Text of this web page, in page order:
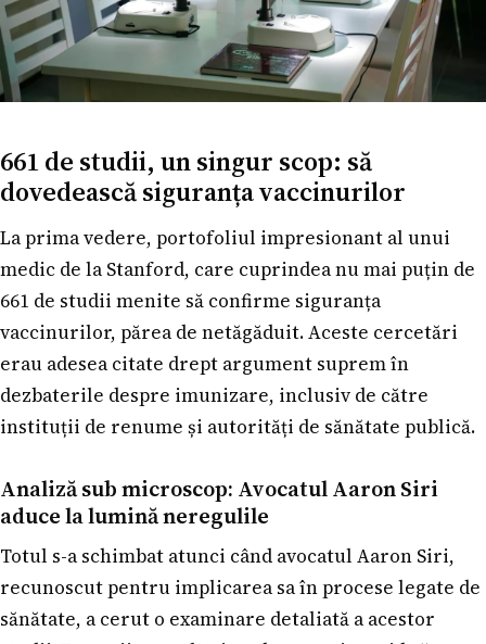
661 de studii, un singur scop: să
dovedească siguranța vaccinurilor
La prima vedere, portofoliul impresionant al unui
medic de la Stanford, care cuprindea nu mai puțin de
661 de studii menite să confirme siguranța
vaccinurilor, părea de netăgăduit. Aceste cercetări
erau adesea citate drept argument suprem în
dezbaterile despre imunizare, inclusiv de către
instituții de renume și autorități de sănătate publică.
Analiză sub microscop: Avocatul Aaron Siri
aduce la lumină neregulile
Totul s-a schimbat atunci când avocatul Aaron Siri,
recunoscut pentru implicarea sa în procese legate de
sănătate, a cerut o examinare detaliată a acestor